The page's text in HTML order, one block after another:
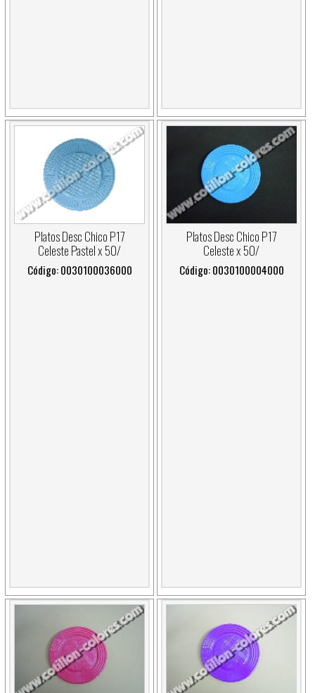
Platos Desc Chico P17
Celeste Pastel x 50/
Código: 0030100036000
Platos Desc Chico P17
Celeste x 50/
Código: 0030100004000